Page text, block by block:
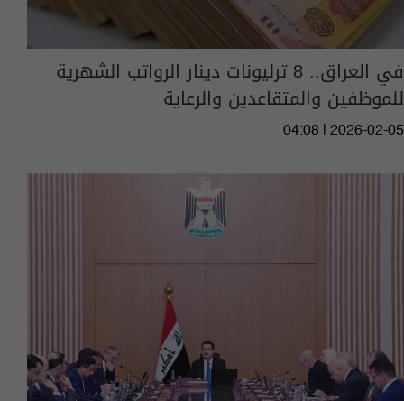
في العراق.. 8 ترليونات دينار الرواتب الشهرية
للموظفين والمتقاعدين والرعاية
04:08 | 2026-02-05